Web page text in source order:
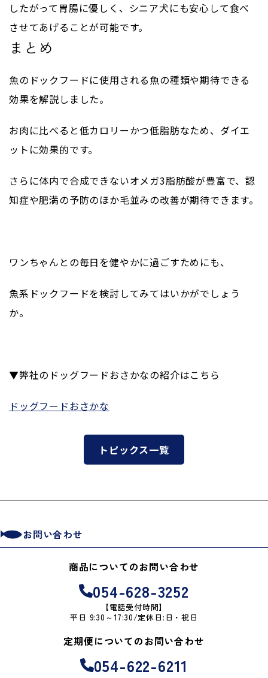
したがって胃腸に優しく、シニア犬にも安心して食べ
させてあげることが可能です。
まとめ
魚のドックフードに使用される魚の種類や期待できる
効果を解説しました。
お肉に比べると低カロリーかつ低脂肪なため、ダイエ
ットに効果的です。
さらに体内で合成できないオメガ3脂肪酸が豊富で、認
知症や肥満の予防のほか毛並みの改善が期待できます。
ワンちゃんとの毎日を健やかに過ごすためにも、
魚系ドックフードを検討してみてはいかがでしょう
か。
▼弊社のドッグフードおさかなの紹介はこちら
ドッグフードおさかな
トピックス一覧
お問い合わせ
商品についてのお問い合わせ
054-628-3252
【電話受付時間】
平日 9:30～17:30/定休日:日・祝日
定期便についてのお問い合わせ
054-622-6211